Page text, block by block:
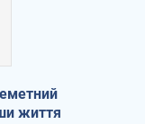
життя